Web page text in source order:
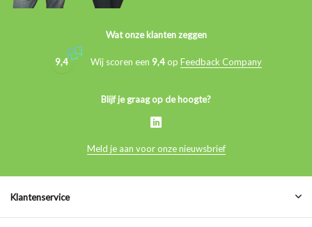
Wat onze klanten zeggen
9,4 Wij scoren een 9,4op Feedback Company
Blijf je graag op de hoogte?
Meld je aan voor onze nieuwsbrief
Klantenservice